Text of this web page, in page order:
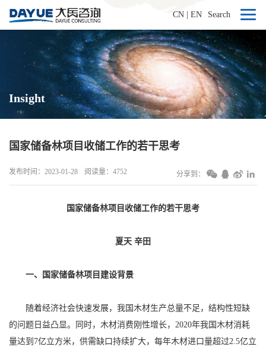
CN EN Search
Insight
国家储备林项目收储工作的若干思考
发布时间：2023-01-28 阅读量：4752 分享到：
国家储备林项目收储工作的若干思考
夏天 辛田
一、国家储备林项目建设背景
随着经济社会快速发展，我国木材生产总量不足，结构性短缺
的问题日益凸显。同时，木材消费刚性增长，2020年我国木材消耗
量达到7亿立方米，供需缺口持续扩大，每年木材进口量超过2.5亿立